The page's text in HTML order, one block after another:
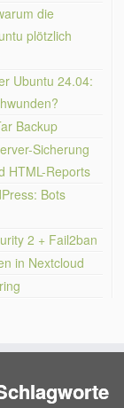
die
plötzlich
Ubuntu 24.04:
Backup
Sicherung
HTML-Reports
Bots
2 + Fail2ban
in Nextcloud